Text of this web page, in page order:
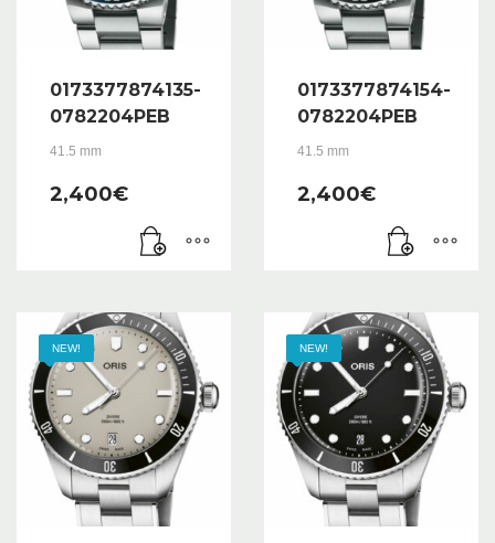
0173377874135-
0782204PEB
41.5 mm
2,400€
0173377874154-
0782204PEB
41.5 mm
2,400€
NEW! NEW!